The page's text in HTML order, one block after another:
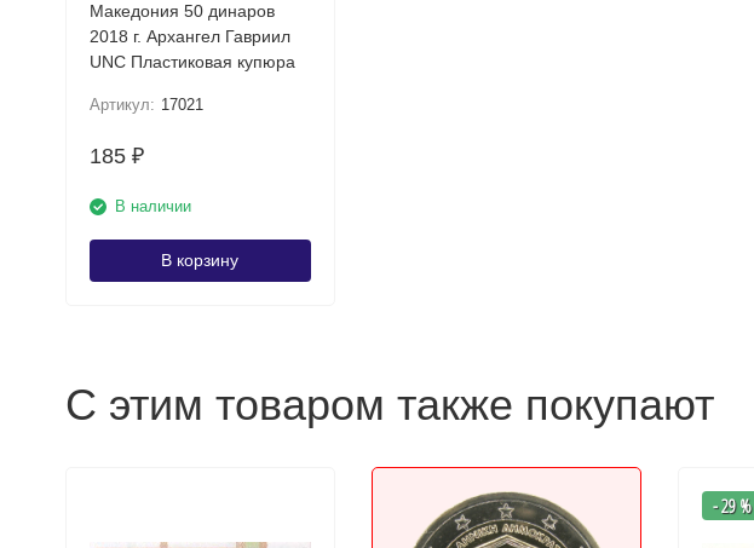
Македония 50 динаров
2018 г. Архангел Гавриил
UNC Пластиковая купюра
Артикул: 17021
185 ₽
В наличии
В корзину
С этим товаром также покупают
- 29 %